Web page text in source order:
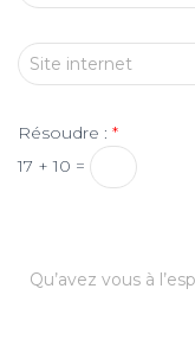
Site internet
Résoudre : *
17 + 10 =
Qu’avez vous à